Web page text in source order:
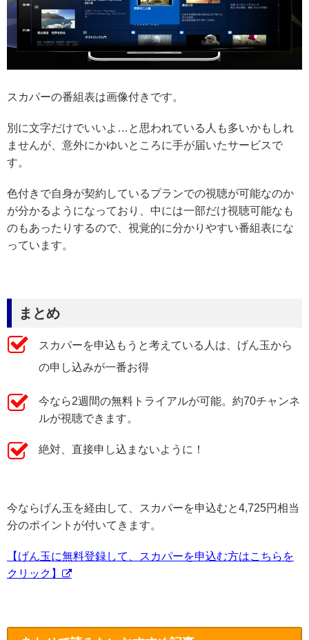
スカパーの番組表は画像付きです。
別に文字だけでいいよ…と思われている人も多いかもしれ
ませんが、意外にかゆいところに手が届いたサービスで
す。
色付きで自身が契約しているプランでの視聴が可能なのか
が分かるようになっており、中には一部だけ視聴可能なも
のもあったりするので、視覚的に分かりやすい番組表にな
っています。
まとめ
スカパーを申込もうと考えている人は、げん玉から
の申し込みが一番お得
今なら2週間の無料トライアルが可能。約70チャンネ
ルが視聴できます。
絶対、直接申し込まないように！
今ならげん玉を経由して、スカパーを申込むと4,725円相当
分のポイントが付いてきます。
【げん玉に無料登録して、スカパーを申込む方はこちらを
クリック】